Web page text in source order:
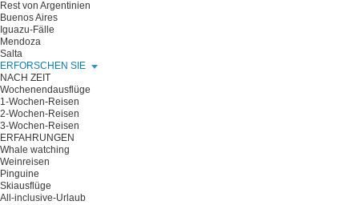
Rest von Argentinien
Buenos Aires
Iguazu-Fälle
Mendoza
Salta
ERFORSCHEN SIE
NACH ZEIT
Wochenendausflüge
1-Wochen-Reisen
2-Wochen-Reisen
3-Wochen-Reisen
ERFAHRUNGEN
Whale watching
Weinreisen
Pinguine
Skiausflüge
All-inclusive-Urlaub